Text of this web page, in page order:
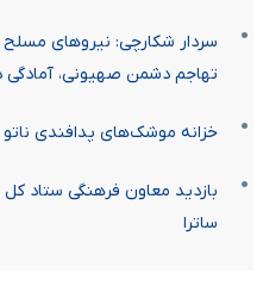
سردار شکارچی: نیرو‌های مسلح
تهاجم دشمن صهیونی، آمادگی
خزانه موشک‌های پدافندی ناتو در جنگ ۱۲
بازدید معاون فرهنگی ستاد
ساترا